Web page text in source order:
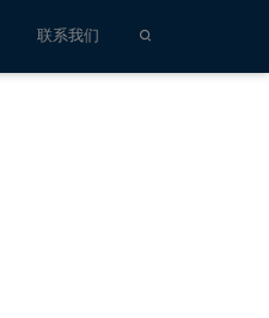
联系我们